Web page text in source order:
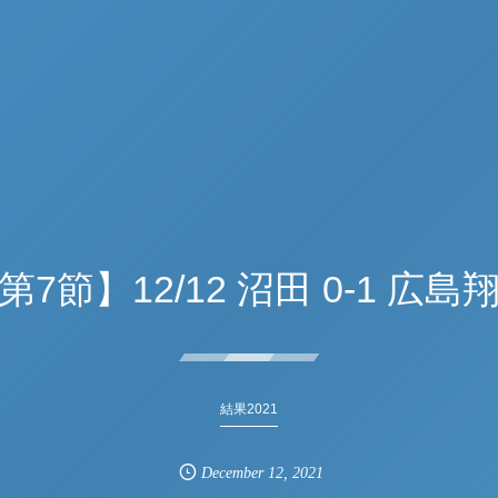
7節】12/12 沼田 0-1 広島
結果2021
December 12, 2021